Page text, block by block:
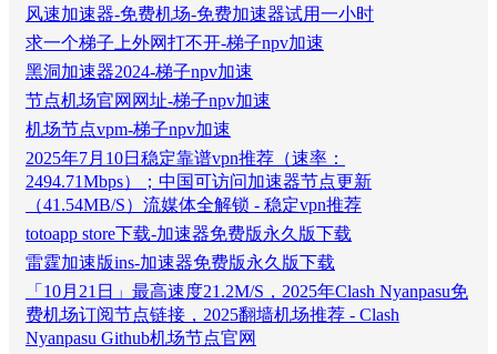
风速加速器-免费机场-免费加速器试用一小时
求一个梯子上外网打不开-梯子npv加速
黑洞加速器2024-梯子npv加速
节点机场官网网址-梯子npv加速
机场节点vpm-梯子npv加速
2025年7月10日稳定靠谱vpn推荐（速率：
2494.71Mbps）；中国可访问加速器节点更新
（41.54MB/S）流媒体全解锁 - 稳定vpn推荐
totoapp store下载-加速器免费版永久版下载
雷霆加速版ins-加速器免费版永久版下载
「10月21日」最高速度21.2M/S，2025年Clash Nyanpasu免
费机场订阅节点链接，2025翻墙机场推荐 - Clash
Nyanpasu Github机场节点官网